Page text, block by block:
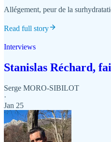
Allégement, peur de la
Read full story
Interviews
Stanislas Réchard,
Serge MORO-SIBILOT
·
Jan 25